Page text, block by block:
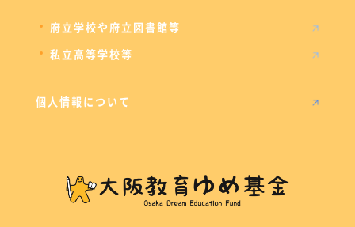
府立学校や府立図書館等
私立高等学校等
個人情報について